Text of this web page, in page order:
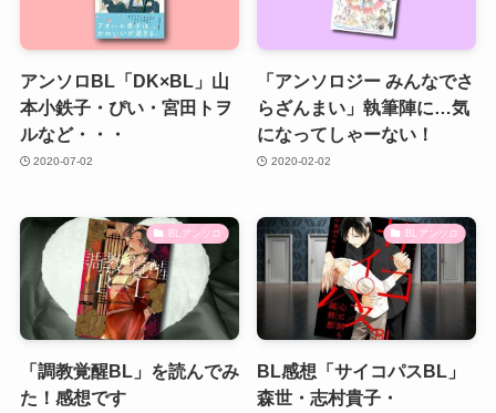
アンソロBL「DK×BL」山
本小鉄子・ぴい・宮田トヲ
ルなど・・・
2020-07-02
「アンソロジー みんなでさ
らざんまい」執筆陣に…気
になってしゃーない！
2020-02-02
BLアンソロ
「調教覚醒BL」を読んでみ
た！感想です
BLアンソロ
BL感想「サイコパスBL」
森世・志村貴子・